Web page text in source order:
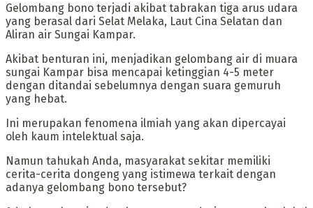
‎Gelombang bono terjadi akibat tabrakan tiga arus udara
yang berasal dari Selat Melaka, Laut Cina Selatan dan
Aliran air Sungai Kampar.
Akibat benturan ini, menjadikan gelombang air di muara
sungai Kampar bisa mencapai ketinggian 4-5 meter
dengan ditandai sebelumnya dengan suara gemuruh
yang hebat.
Ini merupakan fenomena ilmiah yang akan dipercayai
oleh kaum intelektual saja.
Namun tahukah Anda, masyarakat sekitar memiliki
cerita-cerita dongeng yang istimewa terkait dengan
adanya gelombang bono tersebut?